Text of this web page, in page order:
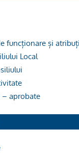
funcționare și
Local
– aprobate